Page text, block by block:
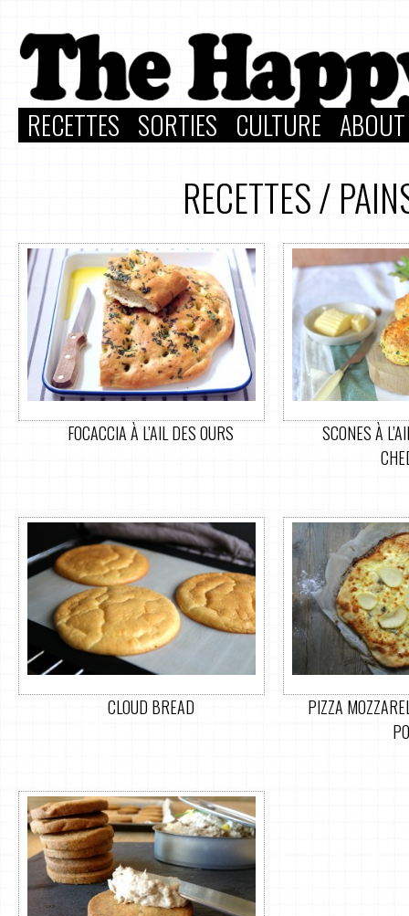
RECETTES SORTIES CULTURE
RECETTES/
FOCACCIA À L’AIL DES OURS
SCONES À
CLOUD BREAD
PIZZA